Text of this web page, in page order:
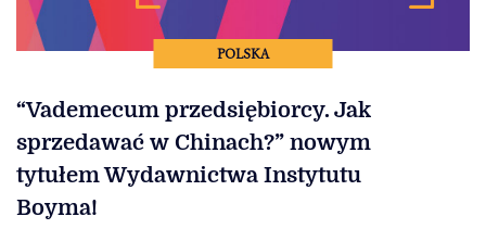
POLSKA
“Vademecum przedsiębiorcy. Jak
sprzedawać w Chinach?” nowym
tytułem Wydawnictwa Instytutu
Boyma!